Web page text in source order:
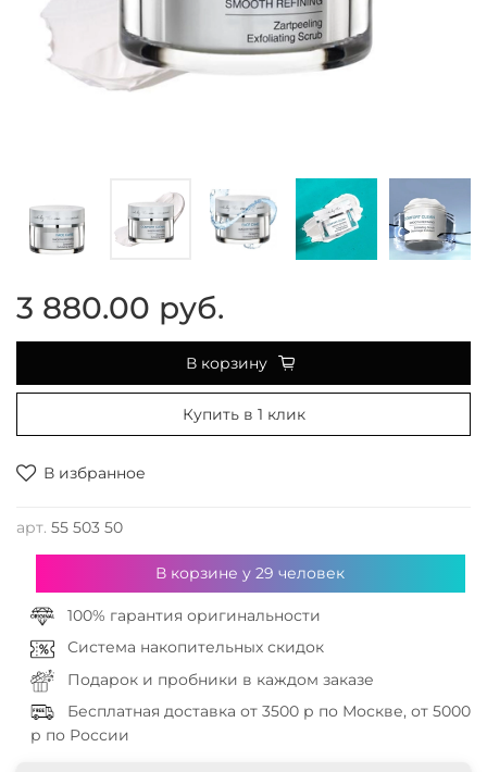
В избранное
арт. 55 503 50
3 880.00 руб.
В корзину
Купить в 1 клик
В корзине у29 человек
100% гарантия оригинальности
Система накопительных скидок
Подарок и пробники в каждом заказе
Бесплатная доставка от 3500 р по Москве, от 5000
р по России